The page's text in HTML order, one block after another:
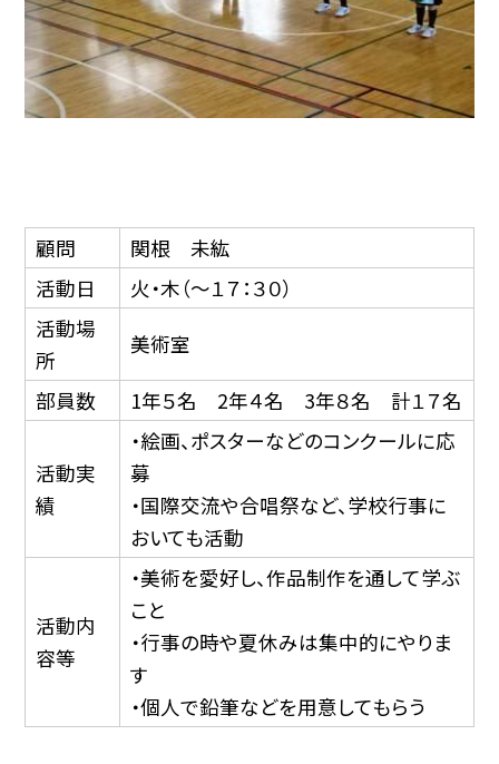
顧問
関根 未紘
活動日
火・木（〜１７：３０）
活動場
所
美術室
部員数 1年５名 2年４名 3年８名 計１７名
活動実
績
・絵画、ポスターなどのコンクールに応
募
・国際交流や合唱祭など、学校行事に
おいても活動
活動内
容等
・美術を愛好し、作品制作を通して学ぶ
こと
・行事の時や夏休みは集中的にやりま
す
・個人で鉛筆などを用意してもらう